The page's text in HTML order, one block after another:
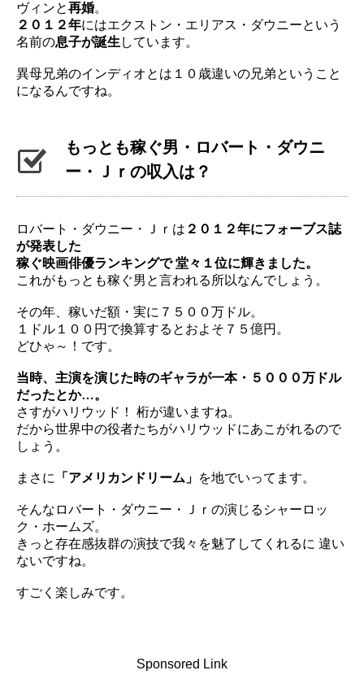
ヴィンと再婚。
２０１２年にはエクストン・エリアス・ ダウニーという
名前の息子が誕生 しています。
異母兄弟のインディオとは１０歳違いの兄弟ということ
になるんですね。
もっとも稼ぐ男・ロバート・ダウニ
ー・Ｊｒの収入は？
ロバート・ダウニー・ Ｊｒは ２０１２年にフォーブス誌
が発表した
稼ぐ映画俳優ランキングで 堂々１位に輝きました。
これがもっとも稼ぐ男と言われる所以なんでしょう。
その年、稼いだ額・実に７５００万ドル。
１ドル１００円で換算するとおよそ７５億円。
どひゃ～！です。
当時、主演を演じた時のギャラが一本・ ５０００万ドル
だったとか…。
さすがハリウッド！ 桁が違いますね。
だから世界中の役者たちがハリウッドにあこがれるので
しょう。
まさに 「アメリカンドリーム」 を地でいってます。
そんなロバート・ダウニー・Ｊｒの演じるシャーロッ
ク・ ホームズ。
きっと存在感抜群の演技で我々を魅了してくれるに 違い
ないですね。
すごく楽しみです。
Sponsored Link